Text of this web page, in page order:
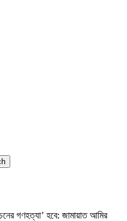
গণহত্যা’ হবে: জামায়াত আমির